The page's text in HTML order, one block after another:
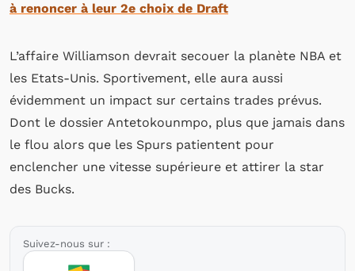
à renoncer à leur 2e choix de Draft
L’affaire Williamson devrait secouer la planète NBA et
les Etats-Unis. Sportivement, elle aura aussi
évidemment un impact sur certains trades prévus.
Dont le dossier Antetokounmpo, plus que jamais dans
le flou alors que les Spurs patientent pour
enclencher une vitesse supérieure et attirer la star
des Bucks.
Suivez-nous sur :